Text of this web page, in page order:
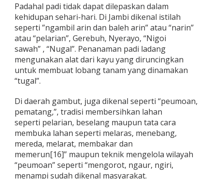
Padahal padi tidak dapat dilepaskan dalam
kehidupan sehari-hari. Di Jambi dikenal istilah
seperti ”ngambil arin dan baleh arin” atau “narin”
atau “pelarian”, Gerebuh, Nyerayo, “Nigoi
sawah” , “Nugal”. Penanaman padi ladang
mengunakan alat dari kayu yang diruncingkan
untuk membuat lobang tanam yang dinamakan
“tugal”.
Di daerah gambut, juga dikenal seperti “peumoan,
pematang,”, tradisi membersihkan lahan
seperti pelarian, beselang maupun tata cara
membuka lahan seperti melaras, menebang,
mereda, melarat, membakar dan
memerun[16]” maupun teknik mengelola wilayah
“peumoan” seperti “mengorot, ngaur, ngiri,
menampi sudah dikenal masyarakat.